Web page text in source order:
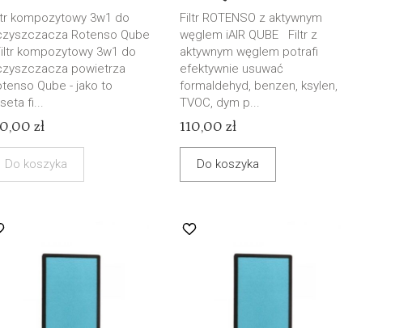
kompozytowy 3w1 do
Rotenso Qube
kompozytowy 3w1 do
powietrza
Qube - jako to
fi...
zł
Do koszyka
Filtr ROTENSO z aktywnym
węglem iAIR QUBE Filtr z
aktywnym węglem potrafi
efektywnie usuwać
formaldehyd, benzen, ksylen,
TVOC, dym p...
110,00 zł
Do koszyka